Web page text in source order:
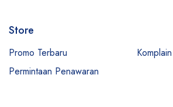
Store
Promo Terbaru
Permintaan Penawaran